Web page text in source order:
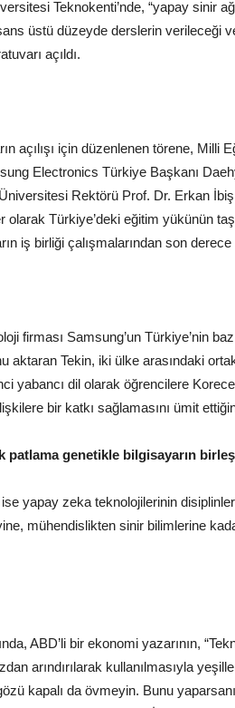
Teknokenti’nde, “yapay sinir
üstü düzeyde derslerin verileceği
açıldı.
açılışı için düzenlenen törene, Milli
Electronics Türkiye Başkanı
Üniversitesi Rektörü Prof. Dr. Erkan
olarak Türkiye’deki eğitim yükünün
iş birliği çalışmalarından son derece
firması Samsung’un Türkiye’nin
aktaran Tekin, iki ülke arasındaki
yabancı dil olarak öğrencilere
bir katkı sağlamasını ümit
patlama genetikle bilgisayarın
yapay zeka teknolojilerinin
mühendislikten sinir bilimlerine
ABD’li bir ekonomi yazarının,
arındırılarak kullanılmasıyla
kapalı da övmeyin. Bunu